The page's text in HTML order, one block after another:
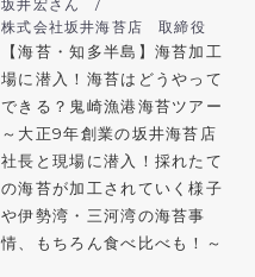
坂井宏さん /
株式会社坂井海苔店 取締役
【海苔・知多半島】海苔加工
場に潜入！海苔はどうやって
できる？鬼崎漁港海苔ツアー
～大正9年創業の坂井海苔店
社長と現場に潜入！採れたて
の海苔が加工されていく様子
や伊勢湾・三河湾の海苔事
情、もちろん食べ比べも！～